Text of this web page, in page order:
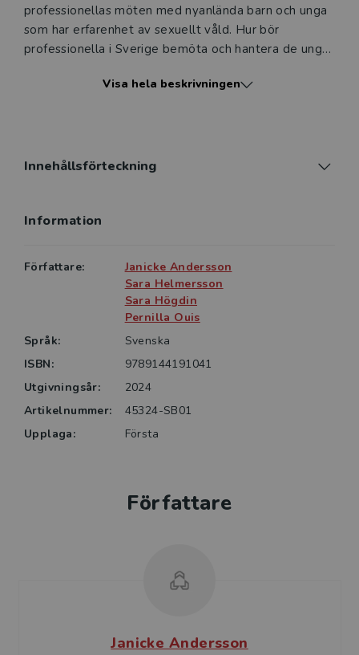
professionellas möten med nyanlända barn och unga
som har erfarenhet av sexuellt våld. Hur bör
professionella i Sverige bemöta och hantera de ungas
är gifta? På vilket sätt kan skolan vara ett stöd? Hur
Boken riktar sig till studenter inom socialt arbete,
verksamheter.
Visa hela beskrivningen
Innehållsförteckning
Information
Författare:
Janicke Andersson
Sara Helmersson
Sara Högdin
Pernilla Ouis
Språk:
Svenska
ISBN:
9789144191041
Utgivningsår:
2024
Artikelnummer:
45324-SB01
Upplaga:
Första
Författare
Janicke Andersson